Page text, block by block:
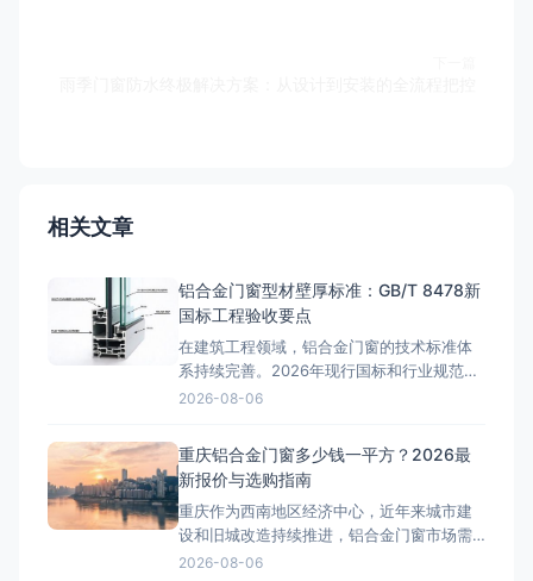
相关文章
铝合金门窗型材壁厚标准：GB/T 8478新
国标工程验收要点
在建筑工程领域，铝合金门窗的技术标准体
系持续完善。2026年现行国标和行业规范对
铝合金门窗的性能指标提出了更高要求。本
金门窗》标准明确规定：外门受力构件型材
壁厚不低于2.0mm，外窗受力构件型材壁厚
不低于1.8m
2026-08-06
重庆铝合金门窗多少钱一平方？2026最
新报价与选购指南
重庆作为西南地区经济中心，近年来城市建
设和旧城改造持续推进，铝合金门窗市场需
求旺盛。从解放碑商圈的高端写字楼到来福
2026-08-06